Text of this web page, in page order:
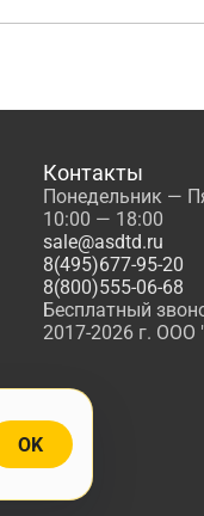
Контакты
Понедельник —
10:00 — 18:00
sale@asdtd.ru
8(495)677-95-20
8(800)555-06-68
Бесплатный
2017-2026 г.
OK